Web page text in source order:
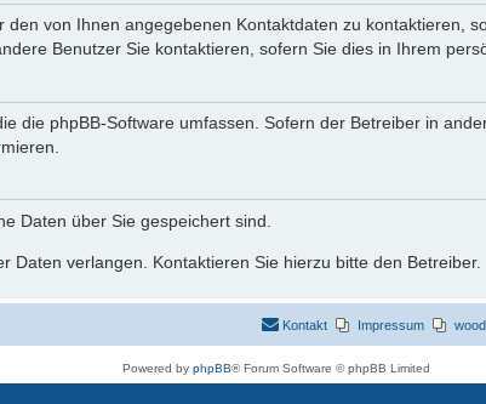
von Ihnen angegebenen Kontaktdaten zu kontaktieren,
Benutzer Sie kontaktieren, sofern Sie dies in Ihrem
die phpBB-Software umfassen. Sofern der Betreiber in
Daten über Sie gespeichert sind.
Daten verlangen. Kontaktieren Sie hierzu bitte den Betreiber.
Impressum
Kontakt
Powered by phpBB® Forum Software © phpBB Limited